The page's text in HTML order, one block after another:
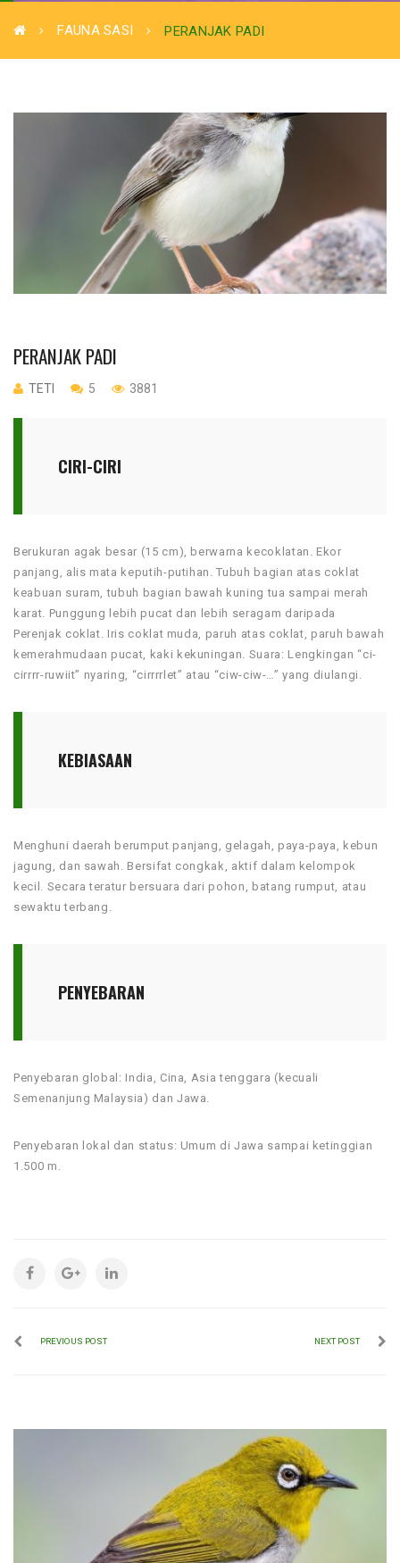
FAUNA SASI PERANJAK PADI
PERANJAK PADI
TETI 5 3881
CIRI-CIRI
Berukuran agak besar (15 cm), berwarna kecoklatan. Ekor
panjang, alis mata keputih-putihan. Tubuh bagian atas coklat
keabuan suram, tubuh bagian bawah kuning tua sampai merah
karat. Punggung lebih pucat dan lebih seragam daripada
Perenjak coklat. Iris coklat muda, paruh atas coklat, paruh bawah
kemerahmudaan pucat, kaki kekuningan. Suara: Lengkingan “ci-
cirrrr-ruwiit” nyaring, “cirrrrlet” atau “ciw-ciw-…” yang diulangi.
KEBIASAAN
Menghuni daerah berumput panjang, gelagah, paya-paya, kebun
jagung, dan sawah. Bersifat congkak, aktif dalam kelompok
kecil. Secara teratur bersuara dari pohon, batang rumput, atau
sewaktu terbang.
PENYEBARAN
Penyebaran global: India, Cina, Asia tenggara (kecuali
Semenanjung Malaysia) dan Jawa.
Penyebaran lokal dan status: Umum di Jawa sampai ketinggian
1.500 m.
PREVIOUS POST NEXT POST